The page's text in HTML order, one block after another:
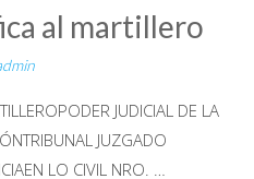
al martillero
JUDICIAL DE LA
JUZGADO
LO CIVIL NRO. …